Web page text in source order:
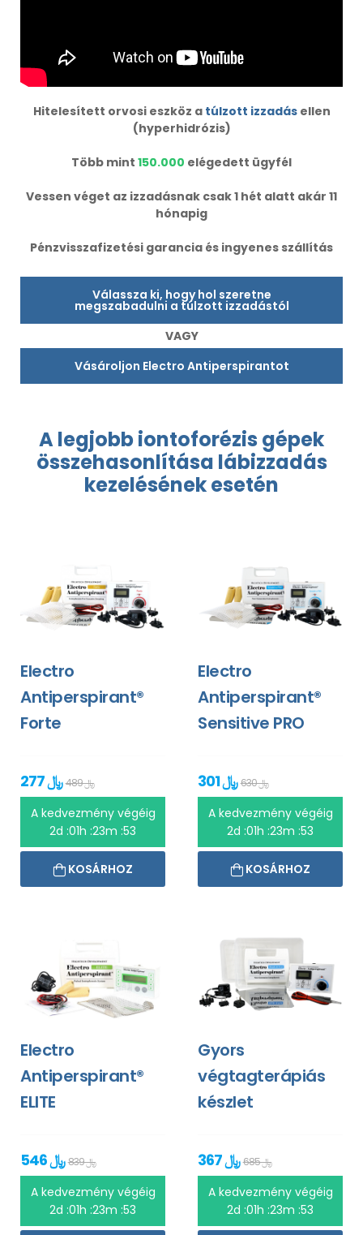
Hitelesített orvosi eszköz a túlzott izzadásellen
(hyperhidrózis)
Több mint 150.000 elégedett ügyfél
Vessen véget az izzadásnak csak 1 hét alatt akár 11
hónapig
Pénzvisszafizetési garancia és ingyenes szállítás
Válassza ki, hogy hol szeretne
megszabadulni a túlzott izzadástól
VAGY
Vásároljon Electro Antiperspirantot
A legjobbiontoforézis gépek
összehasonlítása lábizzadás
kezelésének esetén
Electro
Antiperspirant®
Forte
277 ﷼ 489 ﷼
A kedvezmény végéig
2d :01h :23m :53
KOSÁRHOZ
Electro
Antiperspirant®
Sensitive PRO
301 ﷼ 630 ﷼
A kedvezmény végéig
2d :01h :23m :53
KOSÁRHOZ
Electro
Antiperspirant®
ELITE
546 ﷼ 839 ﷼
A kedvezmény végéig
2d :01h :23m :53
Gyors
végtagterápiás
készlet
367 ﷼ 685 ﷼
A kedvezmény végéig
2d :01h :23m :53